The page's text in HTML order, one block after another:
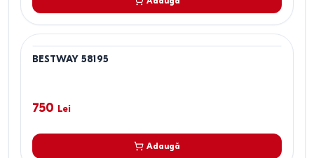
BESTWAY 58195
750 Lei
Adaugă